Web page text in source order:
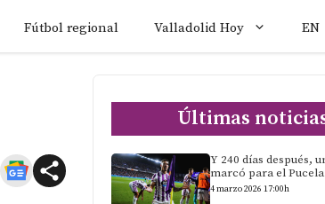
Fútbol regional Valladolid Hoy EN
Últimas
Y 240 días después,
marcó para el Pucela
4 marzo 2026 17:00h